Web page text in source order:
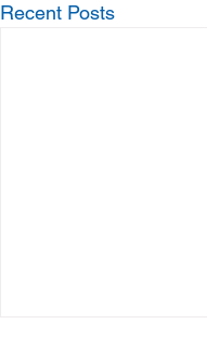
Recent Posts